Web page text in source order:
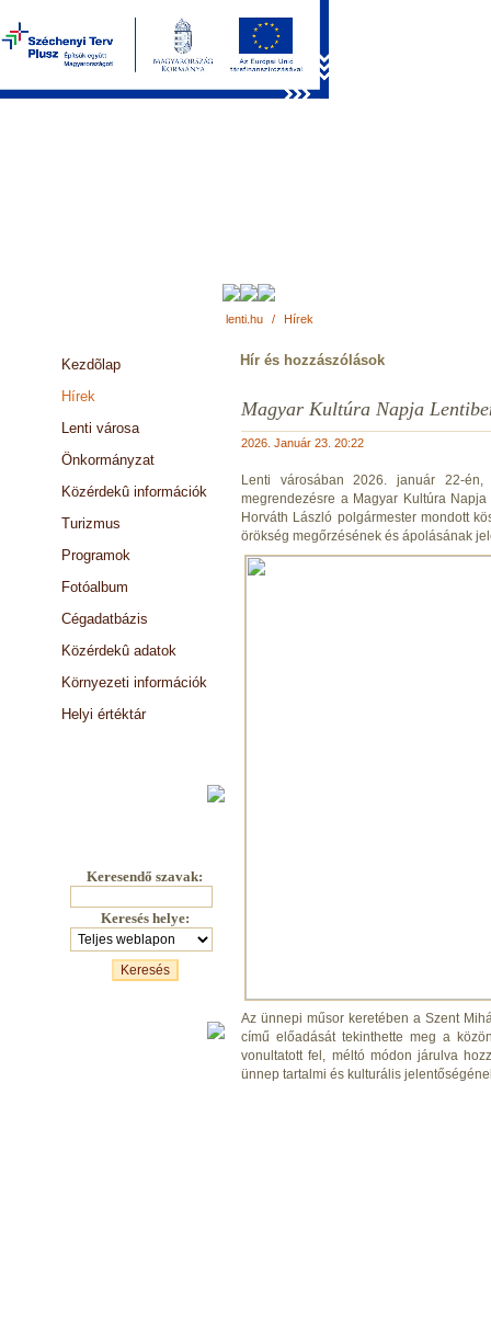
lenti.hu / Hírek
Kezdõlap
Hírek
Lenti városa
Önkormányzat
Közérdekû információk
Turizmus
Programok
Fotóalbum
Cégadatbázis
Közérdekû adatok
Környezeti információk
Helyi értéktár
Keresendő szavak:
Keresés helye:
Hír és hozzászólások
Magyar Kultúra Napja
2026. Január 23. 20:22
Lenti városában 2026. január 22-
megrendezésre a Magyar Kultúra
Horváth László polgármester mondott
örökség megőrzésének és ápolásának
Az ünnepi műsor keretében a Szent
című előadását tekinthette meg a
vonultatott fel, méltó módon járulva
ünnep tartalmi és kulturális